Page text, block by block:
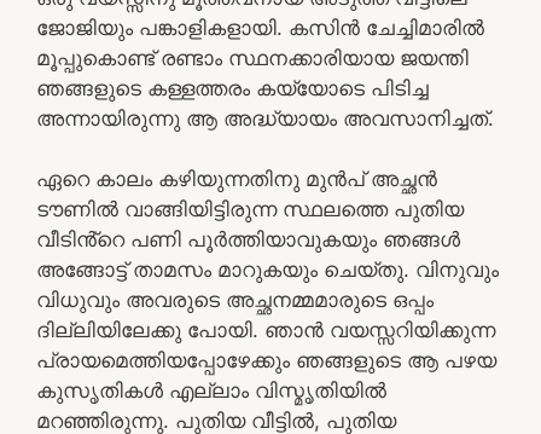
ജോജിയും പങ്കാളികളായി. കസിൻ ചേച്ചിമാരിൽ
മൂപ്പുകൊണ്ട് രണ്ടാം സ്ഥനക്കാരിയായ ജയന്തി
ഞങ്ങളുടെ കള്ളത്തരം കയ്യോടെ പിടിച്ച
അന്നായിരുന്നു ആ അദ്ധ്യായം അവസാനിച്ചത്.
ഏറെ കാലം കഴിയുന്നതിനു മുൻപ് അച്ഛൻ
ടൗണിൽ വാങ്ങിയിട്ടിരുന്ന സ്ഥലത്തെ പുതിയ
വീടിൻ്റെ പണി പൂർത്തിയാവുകയും ഞങ്ങൾ
അങ്ങോട്ട് താമസം മാറുകയും ചെയ്തു. വിനുവും
വിധുവും അവരുടെ അച്ഛനമ്മമാരുടെ ഒപ്പം
ദില്ലിയിലേക്കു പോയി. ഞാൻ വയസ്സറിയിക്കുന്ന
പ്രായമെത്തിയപ്പോഴേക്കും ഞങ്ങളുടെ ആ പഴയ
കുസൃതികൾ എല്ലാം വിസ്മൃതിയിൽ
മറഞ്ഞിരുന്നു. പുതിയ വീട്ടിൽ, പുതിയ